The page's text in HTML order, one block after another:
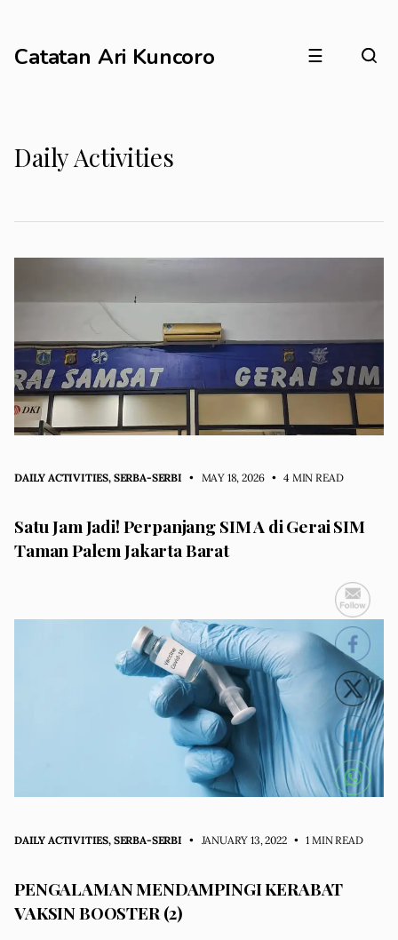
Catatan Ari Kuncoro ☰
Daily Activities
DAILY ACTIVITIES, SERBA-SERBI • MAY 18, 2026 • 4 MIN READ
Satu Jam Jadi! Perpanjang SIM A di Gerai SIM
Taman Palem Jakarta Barat
DAILY ACTIVITIES, SERBA-SERBI • JANUARY 13, 2022 • 1 MIN READ
PENGALAMAN MENDAMPINGI KERABAT
VAKSIN BOOSTER (2)